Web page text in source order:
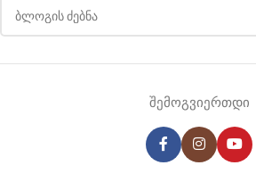
შემოგვიერთდი